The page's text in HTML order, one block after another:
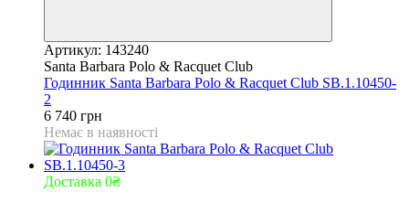
Артикул: 143240
Santa Barbara Polo & Racquet Club
Годинник Santa Barbara Polo & Racquet Club SB.1.10450-
2
6 740 грн
Немає в наявності
Доставка 0₴